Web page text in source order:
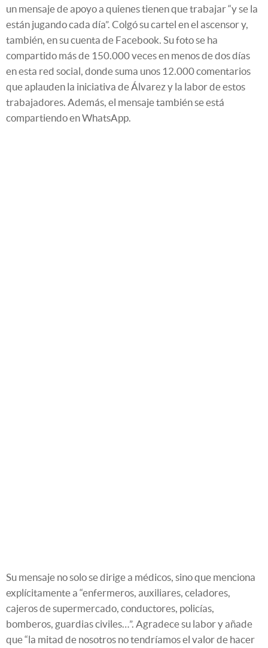
un mensaje de apoyo a quienes tienen que trabajar “y se la
están jugando cada día”. Colgó su cartel en el ascensor y,
también, en su cuenta de Facebook. Su foto se ha
compartido más de 150.000 veces en menos de dos días
en esta red social, donde suma unos 12.000 comentarios
que aplauden la iniciativa de Álvarez y la labor de estos
trabajadores. Además, el mensaje también se está
compartiendo en WhatsApp.
Su mensaje no solo se dirige a médicos, sino que menciona
explícitamente a “enfermeros, auxiliares, celadores,
cajeros de supermercado, conductores, policías,
bomberos, guardias civiles…”. Agradece su labor y añade
que “la mitad de nosotros no tendríamos el valor de hacer